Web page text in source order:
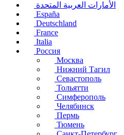
الأمارات العربية المتحدة
España
Deutschland
France
Italia
Россия
Москва
Нижний Тагил
Севастополь
Тольятти
Симферополь
Челябинск
Пермь
Тюмень